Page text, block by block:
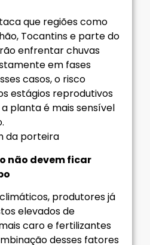
que regiões como
Tocantins e parte do
enfrentar chuvas
em fases
casos, o risco
estágios reprodutivos
planta é mais sensível
da porteira
não devem ficar
produtores já
elevados de
caro e fertilizantes
desses fatores